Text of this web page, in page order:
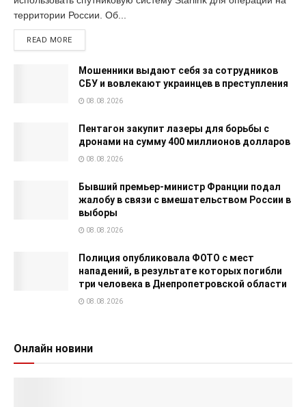
территории России. Об...
READ MORE
Мошенники выдают себя за сотрудников
СБУ и вовлекают украинцев в преступления
08.08.2026
Пентагон закупит лазеры для борьбы с
дронами на сумму 400 миллионов долларов
08.08.2026
Бывший премьер-министр Франции подал
жалобу в связи с вмешательством России в
выборы
08.08.2026
Полиция опубликовала ФОТО с мест
нападений, в результате которых погибли
три человека в Днепропетровской области
08.08.2026
Онлайн новини